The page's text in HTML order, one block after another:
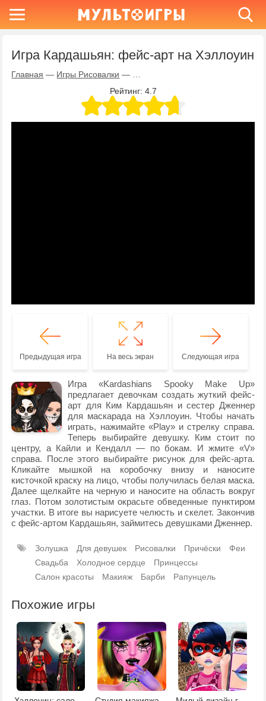
Игра Кардашьян: фейс-арт на Хэллоуин
Главная — Игры Рисовалки —
Рейтинг: 4.7
Предыдущая игра На весь экран Следующая игра
Игра «Kardashians Spooky Make Up»
предлагает девочкам создать жуткий фейс-
арт для Ким Кардашьян и сестер Дженнер
для маскарада на Хэллоуин. Чтобы начать
играть, нажимайте «Play» и стрелку справа.
Теперь выбирайте девушку. Ким стоит по
центру, а Кайли и Кендалл — по бокам. И жмите «V»
справа. После этого выбирайте рисунок для фейс-арта.
Кликайте мышкой на коробочку внизу и наносите
кисточкой краску на лицо, чтобы получилась белая маска.
Далее щелкайте на черную и наносите на область вокруг
глаз. Потом золотистым окрасьте обведенные пунктиром
участки. В итоге вы нарисуете челюсть и скелет. Закончив
с фейс-артом Кардашьян, займитесь девушками Дженнер.
Золушка Для девушек Рисовалки Причёски
Феи
Свадьба
Холодное сердце
Принцессы
Салон красоты
Макияж Барби Рапунцель
Похожие игры